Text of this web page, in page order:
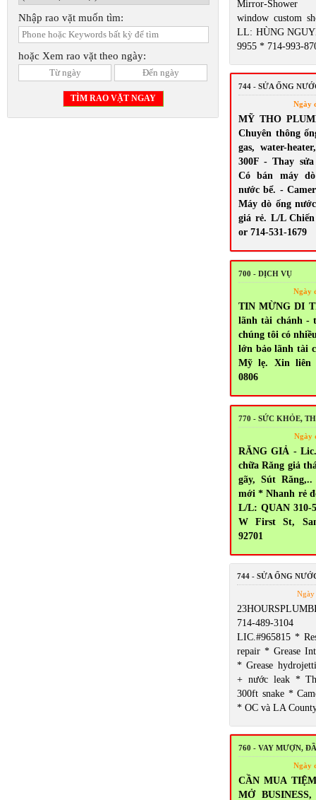
Nhập rao vặt muốn tìm:
hoặc Xem rao vặt theo ngày:
Mirror-
window custom
LL: HÙNG
9955 * 714-993-
744 - SỬA ỐNG
Ngày
MỸ THO
Chuyên thông
gas, water-
300F - Thay
Có bán máy
nước bể. -
Máy dò ống
giá rẻ. L/L Chiến
or 714-531-1679
700 - DỊCH VỤ
Ngày
TIN MỪNG DI
lãnh tài chánh -
chúng tôi có
lớn bảo lãnh tài
Mỹ lẹ. Xin liên
0806
770 - SỨC KHỎE,
Ngày
RĂNG GIẢ -
chữa Răng giả
gãy, Sút
mới * Nhanh rẻ
L/L: QUAN 310-
W First St,
92701
744 - SỬA ỐNG
Ngày
714-489-3104
LIC.#965815 *
repair * Grease
* Grease
+ nước leak *
300ft snake *
* OC và LA
760 - VAY MƯỢN,
Ngày
CẦN MUA
MỞ